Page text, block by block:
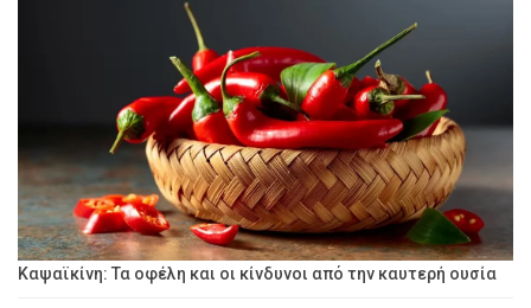
Καψαϊκίνη: Τα οφέλη και οι κίνδυνοι από την καυτερή ουσία